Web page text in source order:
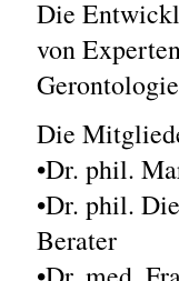
Die
von
Die
•Dr. phil.
•Dr. phil.
Berater